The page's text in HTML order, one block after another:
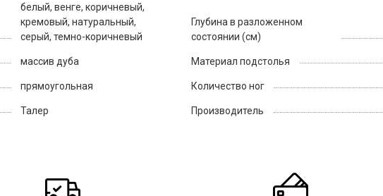
белый, венге, коричневый,
кремовый, натуральный,
серый, темно-коричневый
Глубина в разложенном
состоянии (см)
массив дуба Материал подстолья
прямоугольная Количество ног
Талер Производитель